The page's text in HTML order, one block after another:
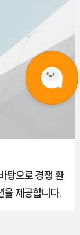
탕으로 경쟁 환
을 제공합니다.